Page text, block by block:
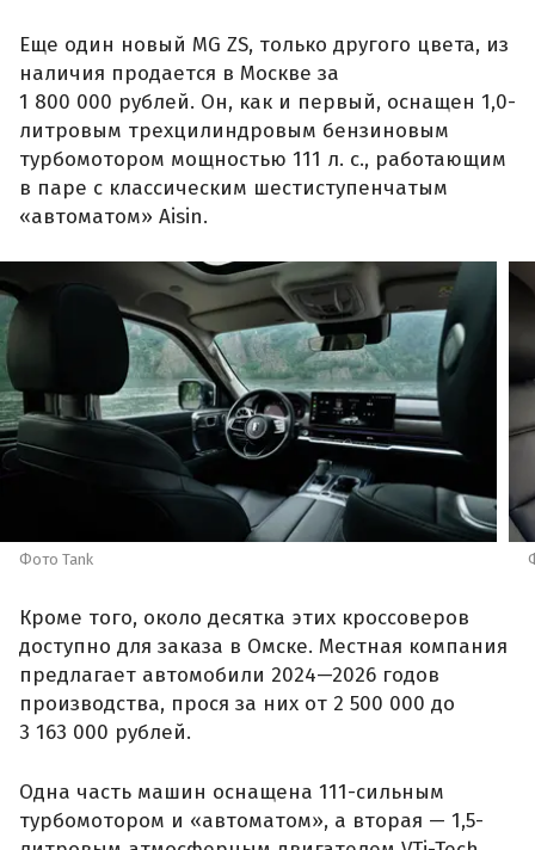
Еще один новый MG ZS, только другого цвета, из
наличия продается в Москве за
1 800 000 рублей. Он, как и первый, оснащен 1,0-
литровым трехцилиндровым бензиновым
турбомотором мощностью 111 л. с., работающим
в паре с классическим шестиступенчатым
«автоматом» Aisin.
Фото Tank
Кроме того, около десятка этих кроссоверов
доступно для заказа в Омске. Местная компания
предлагает автомобили 2024—2026 годов
производства, прося за них от 2 500 000 до
3 163 000 рублей.
Одна часть машин оснащена 111-сильным
турбомотором и «автоматом», а вторая — 1,5-